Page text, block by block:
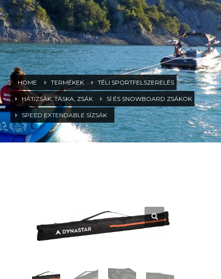
HOME TERMÉKEK TÉLI SPORTFELSZERELÉS
HÁTIZSÁK, TÁSKA, ZSÁK SÍ ÉS SNOWBOARD ZSÁKOK
SPEED EXTENDABLE SÍZSÁK